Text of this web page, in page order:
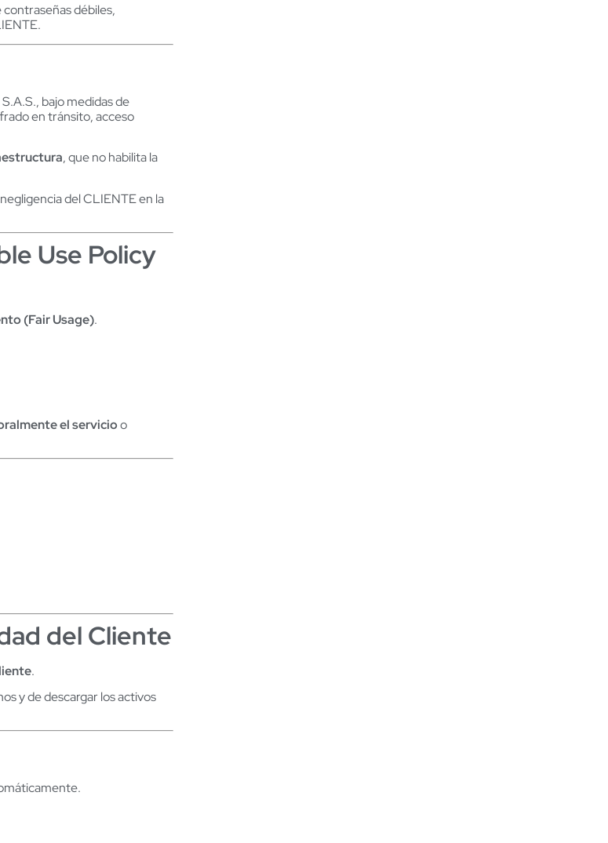
débiles,
bajo medidas de
en tránsito, acceso
, que no habilita la
del CLIENTE en la
Use Policy
(Fair Usage).
el servicioo
del Cliente
.
y de descargar los activos